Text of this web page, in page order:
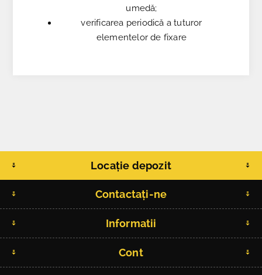
umedă;
verificarea periodică a tuturor
elementelor de fixare
Locație depozit
Contactați-ne
Informatii
Cont